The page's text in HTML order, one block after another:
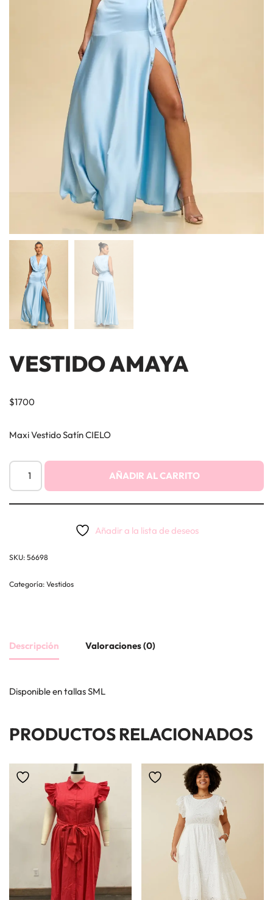
VESTIDO AMAYA
$1700
Maxi Vestido Satín CIELO
AÑADIR AL CARRITO
Añadir a la lista de deseos
SKU: 56698
Categoría: Vestidos
Descripción Valoraciones (0)
Disponible en tallas SML
PRODUCTOS RELACIONADOS